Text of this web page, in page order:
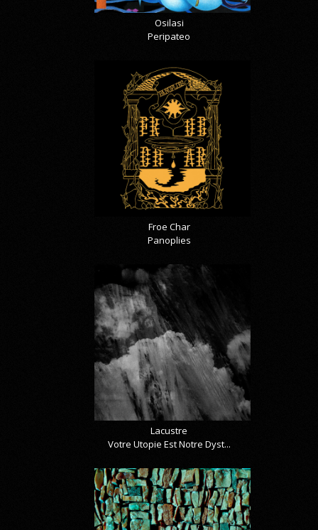
Osilasi
Peripateo
Froe Char
Panoplies
Lacustre
Votre Utopie Est Notre Dyst...